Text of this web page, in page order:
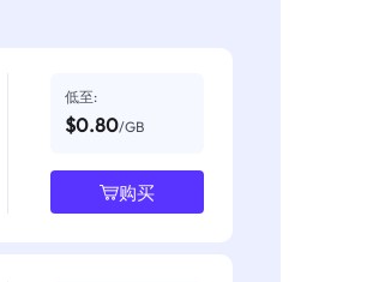
低至:
$0.80/GB
购买